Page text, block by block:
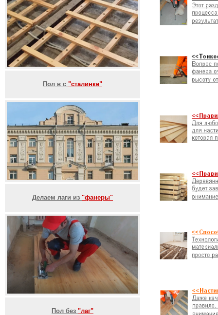
Пол в с "сталинке"
Делаем лаги из "фанеры"
Пол без "лаг"